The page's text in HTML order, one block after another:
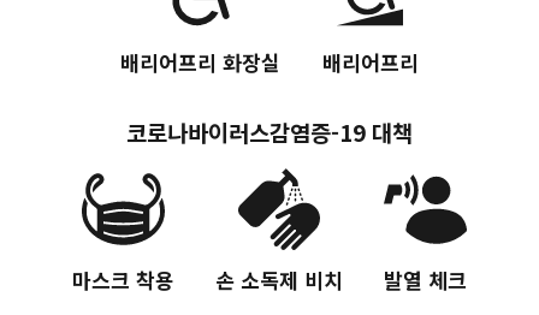
배리어프리 화장실 배리어프리
코로나바이러스감염증-19 대책
마스크 착용 손 소독제 비치 발열 체크